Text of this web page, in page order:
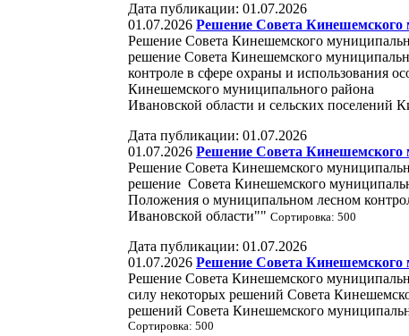
Дата публикации: 01.07.2026
01.07.2026 Решение Совета Кинешемского
Решение Совета Кинешемского
решение Совета Кинешемского
контроле в сфере охраны и использования
Кинешемского муниципального района
Ивановской области и сельских
Дата публикации: 01.07.2026
01.07.2026 Решение Совета Кинешемского
Решение Совета Кинешемского
решение Совета Кинешемского
Положения о муниципальном лесном
Ивановской области"" Сортировка: 500
Дата публикации: 01.07.2026
01.07.2026 Решение Совета Кинешемского
Решение Совета Кинешемского
силу некоторых решений Совета
решений Совета Кинешемского
Сортировка: 500